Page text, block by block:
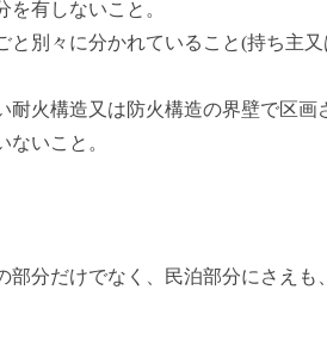
有しないこと。
別々に分かれていること(持ち主
火構造又は防火構造の界壁で区
いこと。
分だけでなく、民泊部分にさえ